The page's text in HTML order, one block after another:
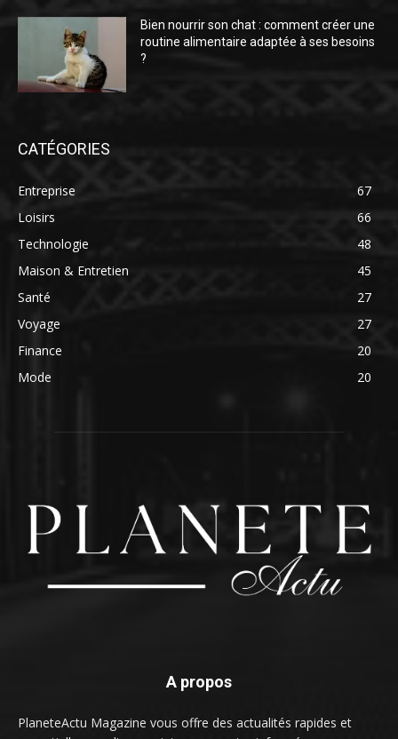
Bien nourrir son chat : comment créer une
routine alimentaire adaptée à ses besoins
?
CATÉGORIES
Entreprise
67
Loisirs
66
Technologie
48
Maison & Entretien
45
Santé
27
Voyage
27
Finance
20
Mode
20
A propos
PlaneteActu Magazine vous offre des actualités rapides et